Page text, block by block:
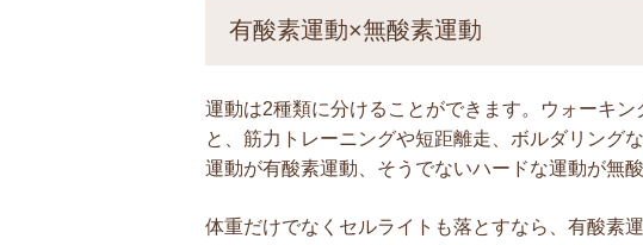
有酸素運動×無酸素運動
運動は2種類に分けることができます。ウォーキ
と、筋力トレーニングや短距離走、ボルダリング
運動が有酸素運動、そうでないハードな運動が無
体重だけでなくセルライトも落とすなら、有酸素